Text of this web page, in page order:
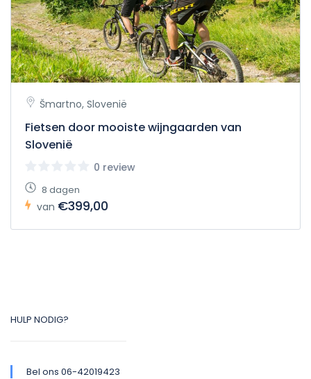
Šmartno, Slovenië
Fietsen door mooiste wijngaarden van
Slovenië
0 review
8 dagen
van €399,00
HULP NODIG?
Bel ons 06-42019423